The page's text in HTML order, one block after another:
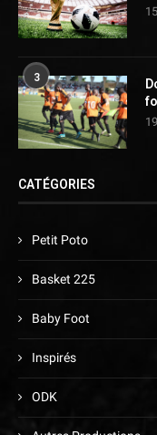
3
CATÉGORIES
Petit Poto
Basket 225
Baby Foot
Inspirés
ODK